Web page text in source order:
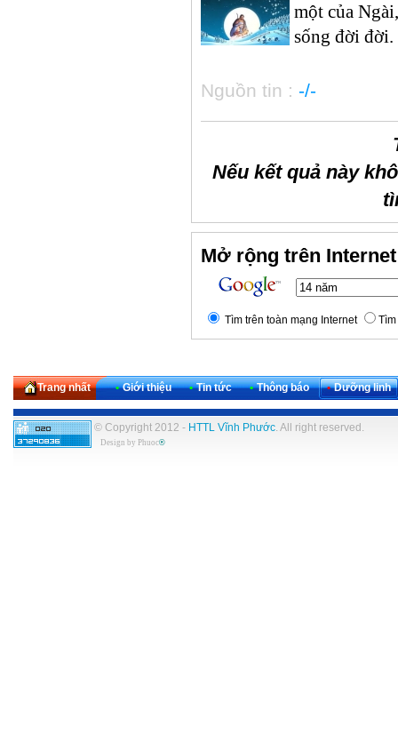
một của
sống đời
Nguồn tin : -/-
Nếu kết quả này
Mở rộng trên
Tìm trên toàn mạng Internet
Trang nhất • Giới thiệu • Tin tức • Thông báo • Dưỡng linh
© Copyright 2012 - HTTL Vĩnh Phước. All right reserved.
Design by Phuoc®